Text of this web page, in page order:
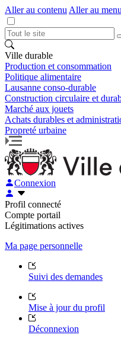
Aller au contenu Aller au menu
Ville durable
Production et consommation
Politique alimentaire
Lausanne conso-durable
Construction circulaire et
Marché aux jouets
Achats durables et
Propreté urbaine
Connexion
Profil connecté
Compte portail
Légitimations actives
Ma page personnelle
Suivi des demandes
Mise à jour du profil
Déconnexion